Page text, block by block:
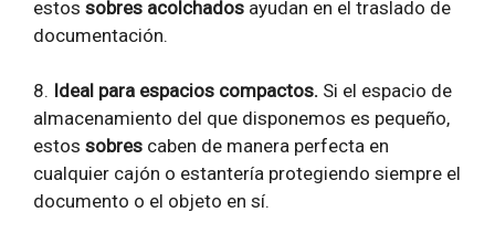
estos sobres acolchados ayudan en el traslado de
documentación.
8. Ideal para espacios compactos. Si el espacio de
almacenamiento del que disponemos es pequeño,
estos sobres caben de manera perfecta en
cualquier cajón o estantería protegiendo siempre el
documento o el objeto en sí.